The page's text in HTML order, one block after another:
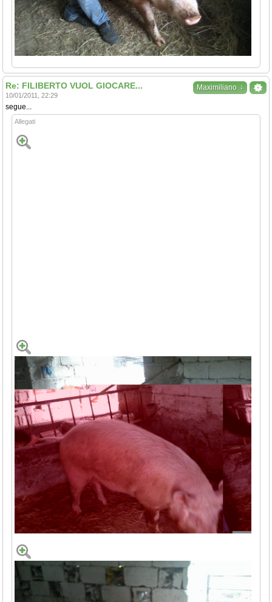
Maximiliano ↓
Re: FILIBERTO VUOL GIOCARE...
10/01/2011, 22:29
segue...
Allegati